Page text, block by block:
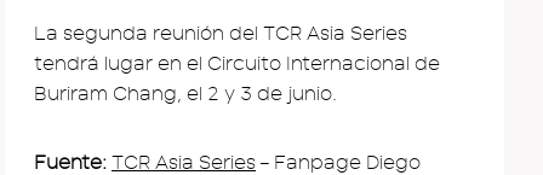
La segunda reunión del TCR Asia Series
tendrá lugar en el Circuito Internacional de
Buriram Chang, el 2 y 3 de junio.
Fuente: TCR Asia Series – Fanpage Diego